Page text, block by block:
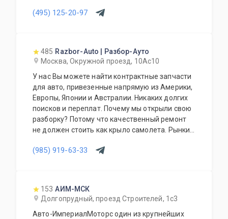
(495) 125-20-97
485 Razbor-Auto | Разбор-Ауто
Москва, Окружной проезд, 10Ас10
У нас Вы можете найти контрактные запчасти
для авто, привезенные напрямую из Америки,
Европы, Японии и Австралии. Никаких долгих
поисков и переплат. Почему мы открыли свою
разборку? Потому что качественный ремонт
не должен стоить как крыло самолета. Рынки
отличных доноров с живыми узлами. Мы
(985) 919-63-33
153 АИМ-МСК
Долгопрудный, проезд Строителей, 1с3
Авто-ИмпериалМоторс один из крупнейших